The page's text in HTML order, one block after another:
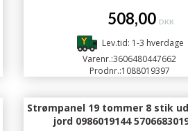
508,00 DKK
Lev.tid: 1-3 hverdage
Varenr.:3606480447662
Prodnr.:1088019397
Strømpanel 19 tommer 8 stik
jord 0986019144